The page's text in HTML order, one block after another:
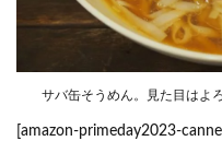
サバ缶そうめん。見た目はよ
[amazon-primeday2023-